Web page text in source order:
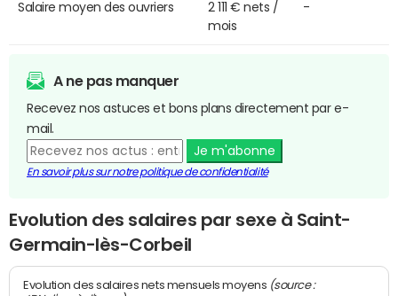
Salaire moyen des ouvriers
2 111 € nets /
mois
-
A ne pas manquer
Recevez nos astuces et bons plans directement par e-
mail.
Je m'abonne
En savoir plus sur notre politique de confidentialité
Evolution des salaires par sexe à Saint-
Germain-lès-Corbeil
Evolution des salaires nets mensuels moyens (source :